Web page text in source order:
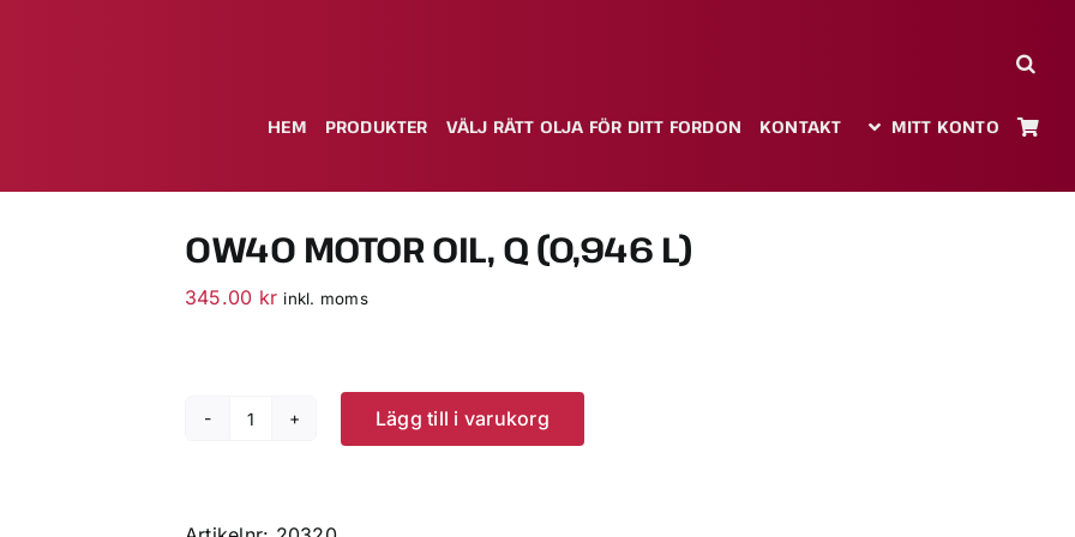
HEM PRODUKTER VÄLJ RÄTT OLJA FÖR DITT FORDON KONTAKT MITT KONTO
0W40 MOTOR OIL, Q (0,946 L)
345.00 kr inkl. moms
0W40
Q
Lägg till i varukorg